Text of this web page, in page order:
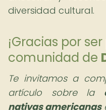
diversidad cultural.
¡Gracias por
comunidad de
Te invitamos a
artículo sobre la
nativas americanas